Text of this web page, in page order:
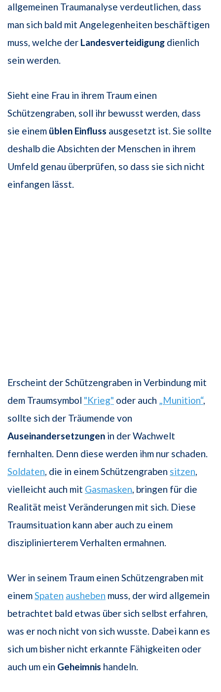
allgemeinen Traumanalyse verdeutlichen, dass
man sich bald mit Angelegenheiten beschäftigen
muss, welche der Landesverteidigung dienlich
sein werden.
Sieht eine Frau in ihrem Traum einen
Schützengraben, soll ihr bewusst werden, dass
sie einem üblen Einfluss ausgesetzt ist. Sie sollte
deshalb die Absichten der Menschen in ihrem
Umfeld genau überprüfen, so dass sie sich nicht
einfangen lässt.
Erscheint der Schützengraben in Verbindung mit
dem Traumsymbol "Krieg" oder auch „Munition“,
sollte sich der Träumende von
Auseinandersetzungen in der Wachwelt
fernhalten. Denn diese werden ihm nur schaden.
Soldaten , die in einem Schützengraben sitzen
vielleicht auch mit Gasmasken , bringen für die
Realität meist Veränderungen mit sich. Diese
Traumsituation kann aber auch zu einem
disziplinierterem Verhalten ermahnen.
Wer in seinem Traum einen Schützengraben mit
einemSpaten ausheben muss, der wird allgemein
betrachtet bald etwas über sich selbst erfahren,
was er noch nicht von sich wusste. Dabei kann es
sich um bisher nicht erkannte Fähigkeiten oder
auch um ein Geheimnis handeln.